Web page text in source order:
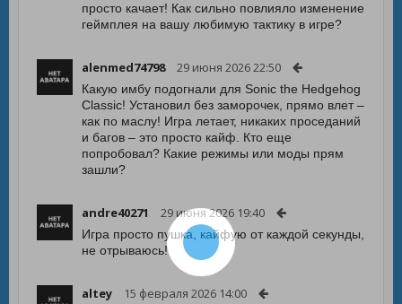
просто качает! Как сильно повлияло изменение
геймплея на вашу любимую тактику в игре?
alenmed74798 29 июня 2026 22:50
Какую имбу подогнали для Sonic the Hedgehog
Classic! Установил без заморочек, прямо влет –
как по маслу! Игра летает, никаких проседаний
и багов – это просто кайф. Кто еще
попробовал? Какие режимы или моды прям
зашли?
andre40271 29 июня 2026 19:40
Игра просто пушка, кайфую от каждой секунды,
не отрываюсь!
altey 15 февраля 2026 14:00